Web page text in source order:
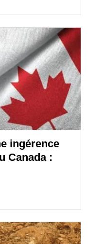
ingérence
Canada :